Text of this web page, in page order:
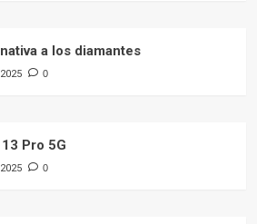
a los diamantes
0
Pro 5G
0